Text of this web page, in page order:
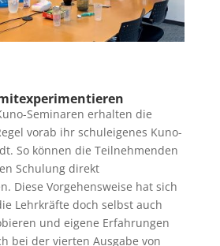
Seminaren erhalten die
vorab ihr schuleigenes Kuno-
So können die Teilnehmenden
Schulung direkt
Diese Vorgehensweise hat sich
Lehrkräfte doch selbst auch
und eigene Erfahrungen
bei der vierten Ausgabe von